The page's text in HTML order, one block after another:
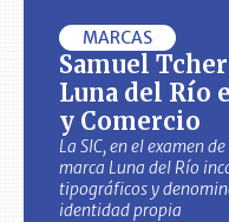
MARCAS
Samuel
Luna del Río
y Comercio
La SIC, en el examen
marca Luna del Río
tipográficos y
identidad propia